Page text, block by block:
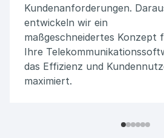
Kundenanforderungen.
entwickeln wir ein
maßgeschneidertes Konzept
Ihre
das Effizienz und
maximiert.